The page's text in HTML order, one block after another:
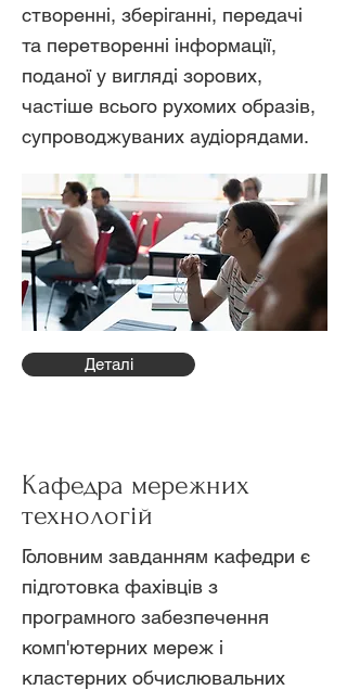
створенні, зберіганні, передачі
та перетворенні інформації,
поданої у вигляді зорових,
частіше всього рухомих образів,
супроводжуваних аудіорядами.
Деталі
Кафедра мережних
технологій
Головним завданням кафедри є
підготовка фахівців з
програмного забезпечення
комп'ютерних мереж і
кластерних обчислювальних